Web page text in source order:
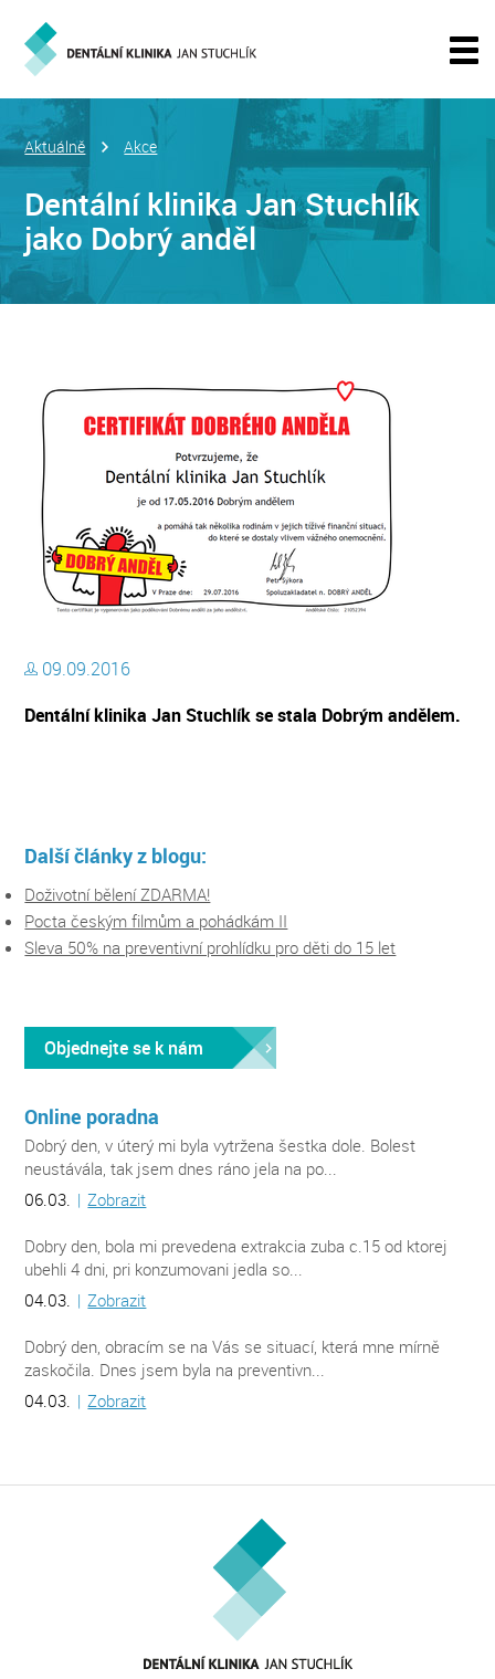
Dentální klinika Jan Stuchlík
jako Dobrý anděl
Aktuálně Akce
09.09.2016
Dentální klinika Jan Stuchlík se stala Dobrým andělem.
Další články z blogu:
Doživotní bělení ZDARMA!
Pocta českým filmům a pohádkám II
Sleva 50% na preventivní prohlídku pro děti do 15 let
Objednejte se k nám
Online poradna
Dobrý den, v úterý mi byla vytržena šestka dole. Bolest
neustávála, tak jsem dnes ráno jela na po...
06.03. | Zobrazit
Dobry den, bola mi prevedena extrakcia zuba c.15 od ktorej
ubehli 4 dni, pri konzumovani jedla so...
04.03. | Zobrazit
Dobrý den, obracím se na Vás se situací, která mne mírně
zaskočila. Dnes jsem byla na preventivn...
04.03. | Zobrazit